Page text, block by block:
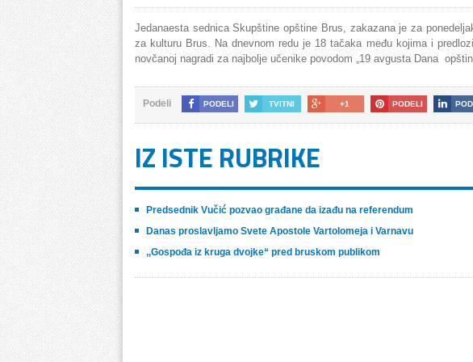
Jedanaesta sednica Skupštine opštine Brus, zakazana je za
za kulturu Brus. Na dnevnom redu je 18 tačaka među kojima i
novčanoj nagradi za najbolje učenike povodom „19 avgusta Dana
Podeli PODELI TVITNI +1 PODELI
IZ ISTE RUBRIKE
Predsednik Vučić pozvao građane da izađu na referendum
Danas proslavljamo Svete Apostole Vartolomeja i Varnavu
,,Gospođa iz kruga dvojke“ pred bruskom publikom